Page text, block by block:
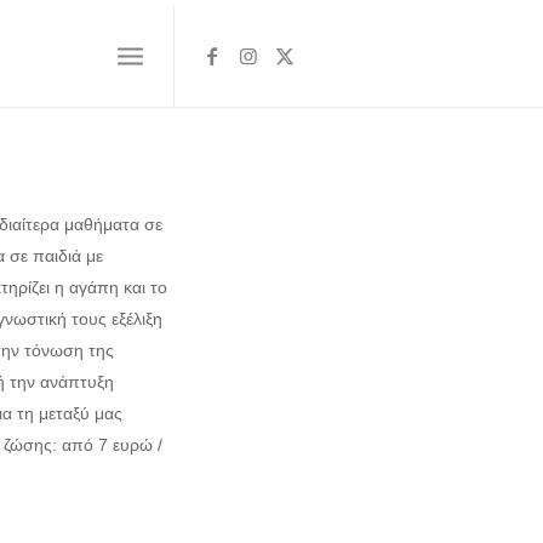
μαθήματα σε
σε παιδιά με
η αγάπη και το
τους εξέλιξη
τόνωση της
την ανάπτυξη
τη μεταξύ μας
ζώσης: από 7 ευρώ /